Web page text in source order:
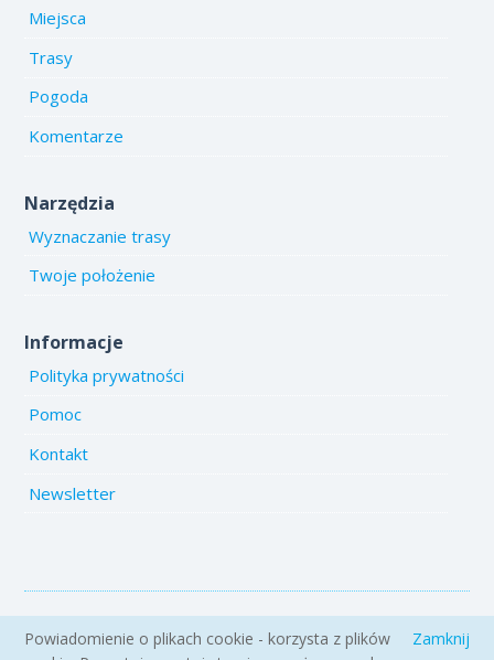
Miejsca
Trasy
Pogoda
Komentarze
Narzędzia
Wyznaczanie trasy
Twoje położenie
Informacje
Polityka prywatności
Pomoc
Kontakt
Newsletter
Copyright 2005-2026 www.emiejsca.pl. Kopiowanie treści i zdjęć
Powiadomienie o plikach cookie - korzysta z plików
Zamknij